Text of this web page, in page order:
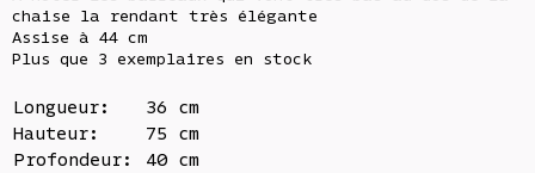
chaise la rendant très élégante
Assise à 44 cm
Plus que 3 exemplaires en stock
Longueur:
36 cm
Hauteur:
75 cm
Profondeur:
40 cm